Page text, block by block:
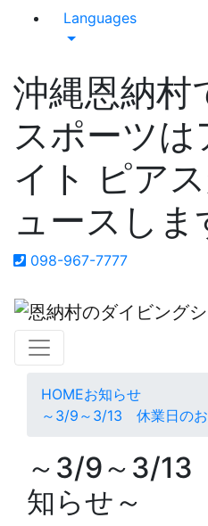
Languages
沖縄恩納村
スポーツは
イト ピア
ュースしま
098-967-7777
HOMEお知らせ
～3/9～3/13 休業日のお
～3/9～3/
知らせ～